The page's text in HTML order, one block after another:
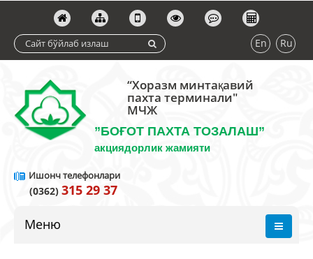
En Ru
“Хоразм минтақавий
пахта терминали"
МЧЖ
”БОҒОТ ПАХТА ТОЗАЛАШ”
акциядорлик жамияти
Ишонч телефонлари
(0362) 315 29 37
Меню